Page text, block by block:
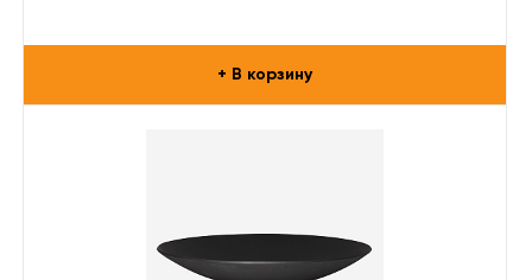
+ В корзину